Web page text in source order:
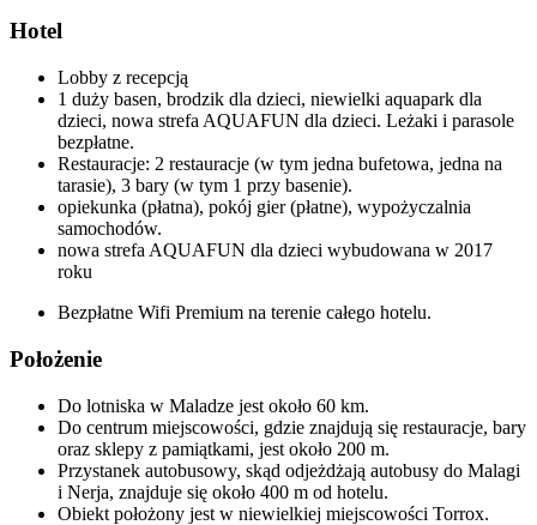
Hotel
Lobby z recepcją
1 duży basen, brodzik dla dzieci, niewielki aquapark dla
dzieci, nowa strefa AQUAFUN dla dzieci. Leżaki i parasole
bezpłatne.
Restauracje: 2 restauracje (w tym jedna bufetowa, jedna na
tarasie), 3 bary (w tym 1 przy basenie).
opiekunka (płatna), pokój gier (płatne), wypożyczalnia
samochodów.
nowa strefa AQUAFUN dla dzieci wybudowana w 2017
roku
Bezpłatne Wifi Premium na terenie całego hotelu.
Położenie
Do lotniska w Maladze jest około 60 km.
Do centrum miejscowości, gdzie znajdują się restauracje, bary
oraz sklepy z pamiątkami, jest około 200 m.
Przystanek autobusowy, skąd odjeżdżają autobusy do Malagi
i Nerja, znajduje się około 400 m od hotelu.
Obiekt położony jest w niewielkiej miejscowości Torrox.